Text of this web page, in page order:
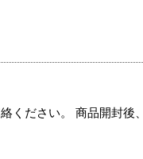
ください。 商品開封後